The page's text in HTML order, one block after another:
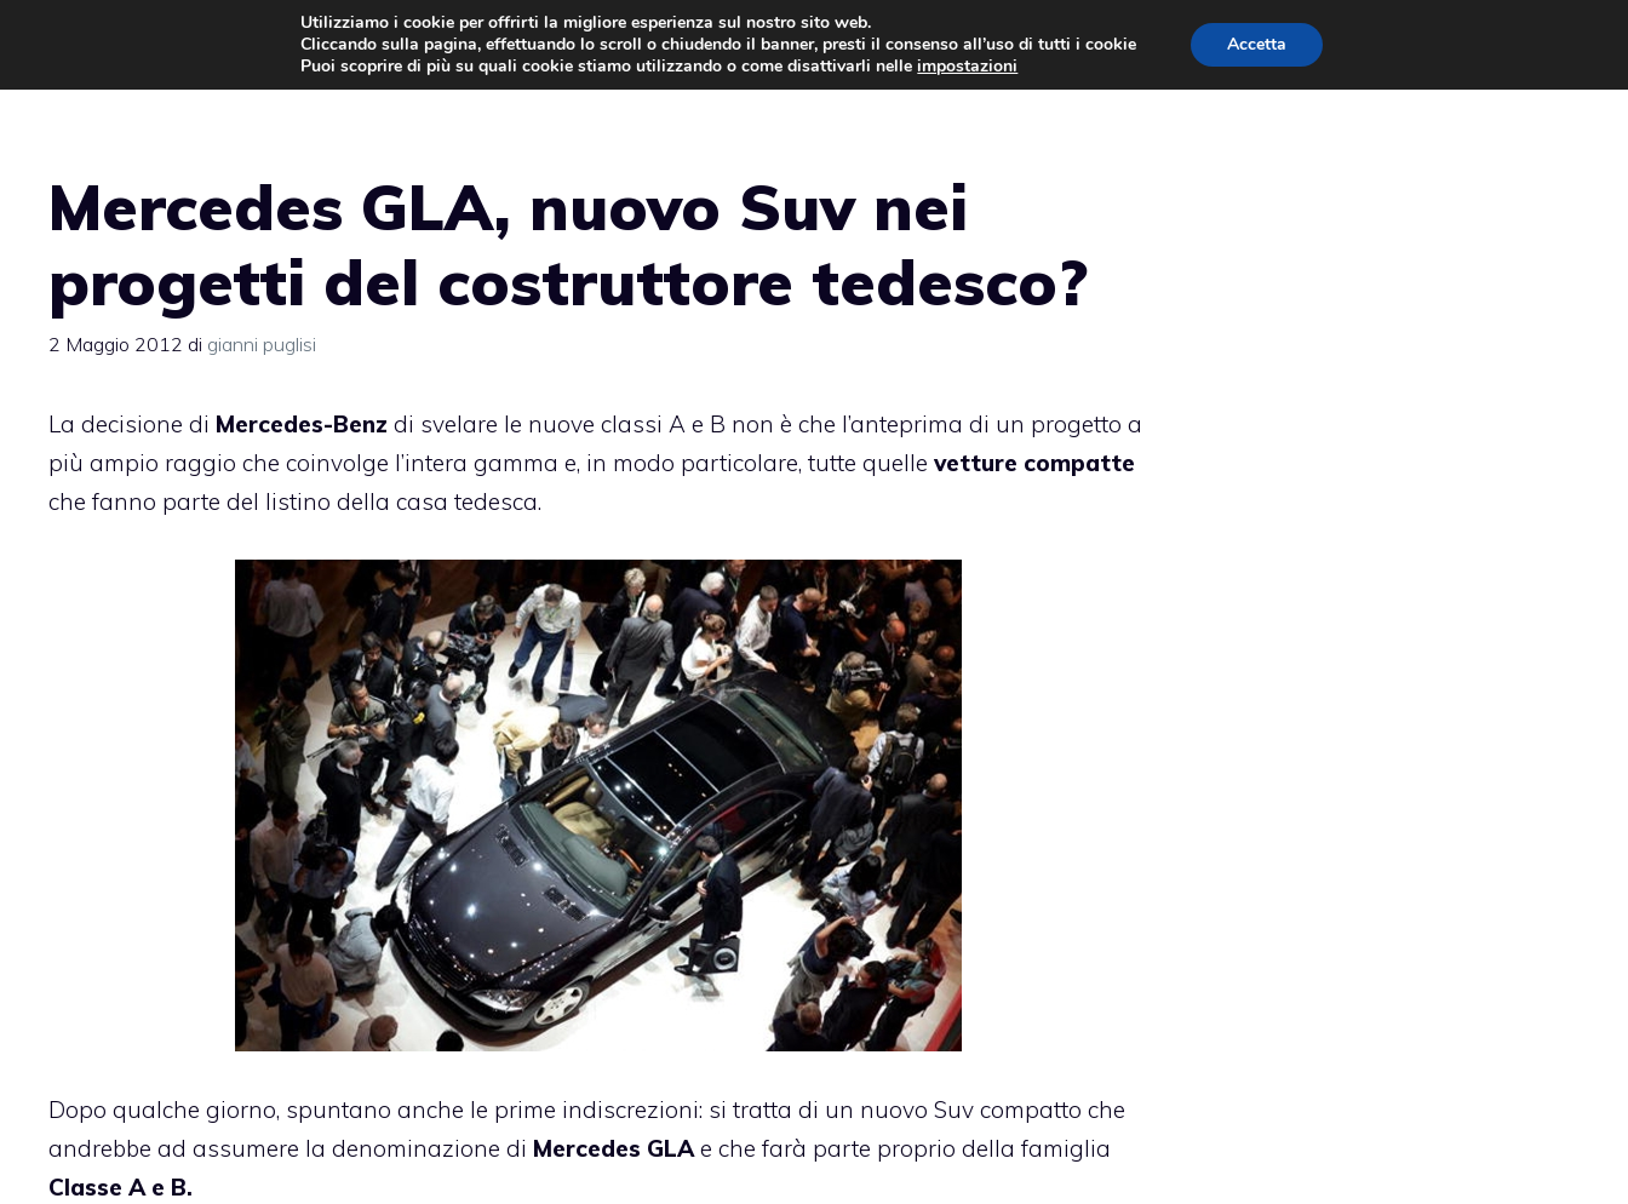
contenuto
AUTO NEWS EVENTI E FIERE
Mercedes GLA, nuovo Suv nei
progetti del costruttore tedesco?
2 Maggio 2012 di gianni puglisi
La decisione di Mercedes-Benz di svelare le nuove classi A e B non è che l’anteprima di un progetto a
più ampio raggio che coinvolge l’intera gamma e, in modo particolare, tutte quelle vetture compatte
che fanno parte del listino della casa tedesca.
Dopo qualche giorno, spuntano anche le prime indiscrezioni: si tratta di un nuovo Suv compatto che
andrebbe ad assumere la denominazione di Mercedes GLAe che farà parte proprio della famiglia
Classe A e B.
Utilizziamo i cookie per offrirti la migliore esperienza sul nostro sito web.
Cliccando sulla pagina, effettuando lo scroll o chiudendo il banner, presti il consenso all’uso di tutti i cookie
Puoi scoprire di più su quali cookie stiamo utilizzando o come disattivarli nelleimpostazioni
Accetta